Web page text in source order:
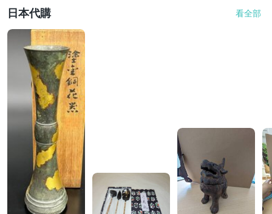
日本代購 看全部